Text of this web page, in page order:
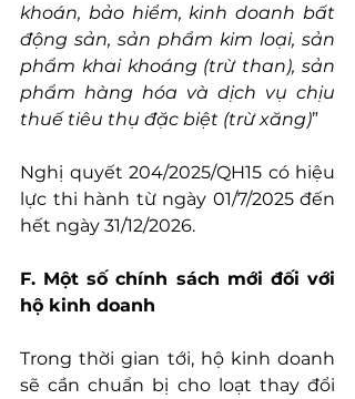
khoán, bảo hiểm, kinh doanh bất
động sản, sản phẩm kim loại, sản
phẩm khai khoáng (trừ than), sản
phẩm hàng hóa và dịch vụ chịu
thuế tiêu thụ đặc biệt (trừ xăng)”
Nghị quyết 204/2025/QH15 có hiệu
lực thi hành từ ngày 01/7/2025 đến
hết ngày 31/12/2026.
F. Một số chính sách mới đối với
hộ kinh doanh
Trong thời gian tới, hộ kinh doanh
sẽ cần chuẩn bị cho loạt thay đổi